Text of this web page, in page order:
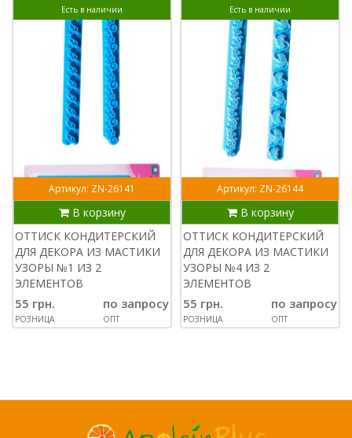
Есть в наличии
Артикул: ZN-26141
В корзину
ОТТИСК КОНДИТЕРСКИЙ
ДЛЯ ДЕКОРА ИЗ МАСТИКИ
УЗОРЫ №1 ИЗ 2
ЭЛЕМЕНТОВ
55 грн.
РОЗНИЦА
по запросу
ОПТ
Есть в наличии
Артикул: ZN-26144
В корзину
ОТТИСК КОНДИТЕРСКИЙ
ДЛЯ ДЕКОРА ИЗ МАСТИКИ
УЗОРЫ №4 ИЗ 2
ЭЛЕМЕНТОВ
55 грн.
РОЗНИЦА
по запросу
ОПТ